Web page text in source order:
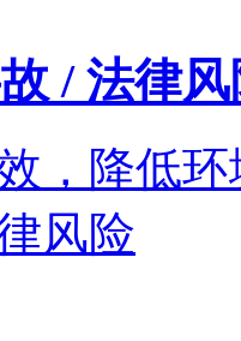
/ 法律
，降低环
风险